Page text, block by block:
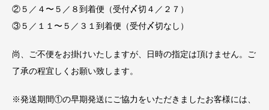
②５／４〜５／８到着便（受付〆切４／２７）
③５／１１〜５／３１到着便（受付〆切なし）
尚、ご不便をお掛けいたしますが、日時の指定は頂けません。ご
了承の程宜しくお願い致します。
※発送期間①の早期発送にご協力をいただきましたお客様には、